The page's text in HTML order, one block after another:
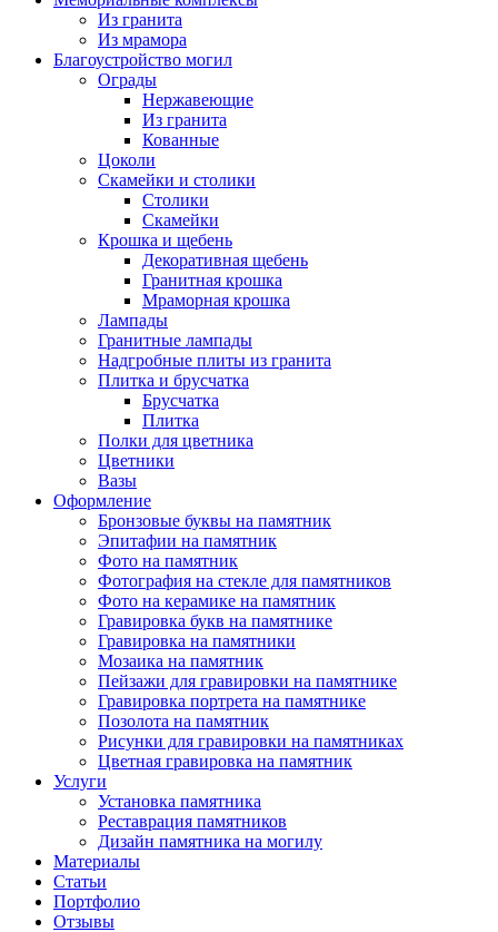
Из гранита
Из мрамора
Благоустройство могил
Ограды
Нержавеющие
Из гранита
Кованные
Цоколи
Скамейки и столики
Столики
Скамейки
Крошка и щебень
Декоративная щебень
Гранитная крошка
Мраморная крошка
Лампады
Гранитные лампады
Надгробные плиты из гранита
Плитка и брусчатка
Брусчатка
Плитка
Полки для цветника
Цветники
Вазы
Оформление
Бронзовые буквы на памятник
Эпитафии на памятник
Фото на памятник
Фотография на стекле для памятников
Фото на керамике на памятник
Гравировка букв на памятнике
Гравировка на памятники
Мозаика на памятник
Пейзажи для гравировки на памятнике
Гравировка портрета на памятнике
Позолота на памятник
Рисунки для гравировки на памятниках
Цветная гравировка на памятник
Услуги
Установка памятника
Реставрация памятников
Дизайн памятника на могилу
Материалы
Статьи
Портфолио
Отзывы